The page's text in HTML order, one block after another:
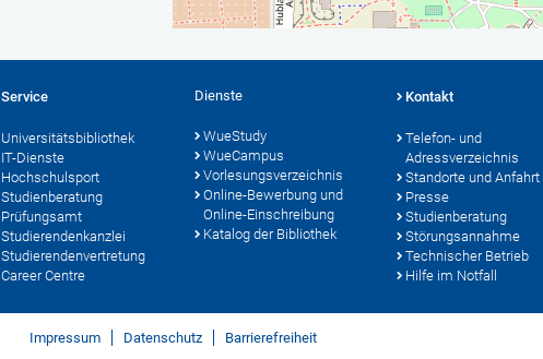
Service
Universitätsbibliothek
IT-Dienste
Hochschulsport
Studienberatung
Prüfungsamt
Studierendenkanzlei
Studierendenvertretung
Career Centre
Dienste
WueStudy
WueCampus
Vorlesungsverzeichnis
Online-Bewerbung und
Online-Einschreibung
Katalog der Bibliothek
Kontakt
Telefon- und
Adressverzeichnis
Standorte und Anfahrt
Presse
Studienberatung
Störungsannahme
Technischer Betrieb
Hilfe im Notfall
Impressum Datenschutz Barrierefreiheit